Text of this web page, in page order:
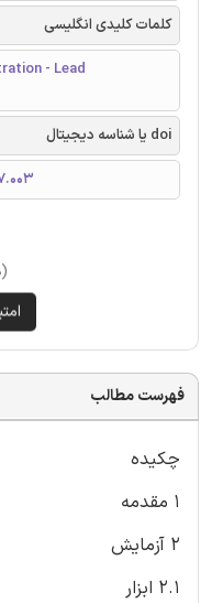
کلمات کلیدی انگلیسی
- Lead
doi یا شناسه دیجیتال
فهرست مطالب
چکیده
1 مقدمه
2 آزمایش
2.1 ابزار